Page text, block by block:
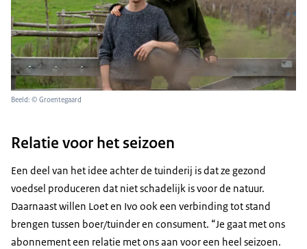
Beeld: © Groentegaard
Relatie voor het seizoen
Een deel van het idee achter de tuinderij is dat ze gezond
voedsel produceren dat niet schadelijk is voor de natuur.
Daarnaast willen Loet en Ivo ook een verbinding tot stand
brengen tussen boer/tuinder en consument. “Je gaat met ons
abonnement een relatie met ons aan voor een heel seizoen.